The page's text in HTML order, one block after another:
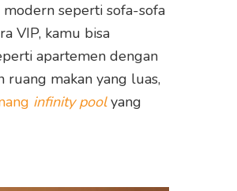
seperti sofa-sofa
VIP, kamu bisa
apartemen dengan
ruang makan yang luas,
infinity poolyang